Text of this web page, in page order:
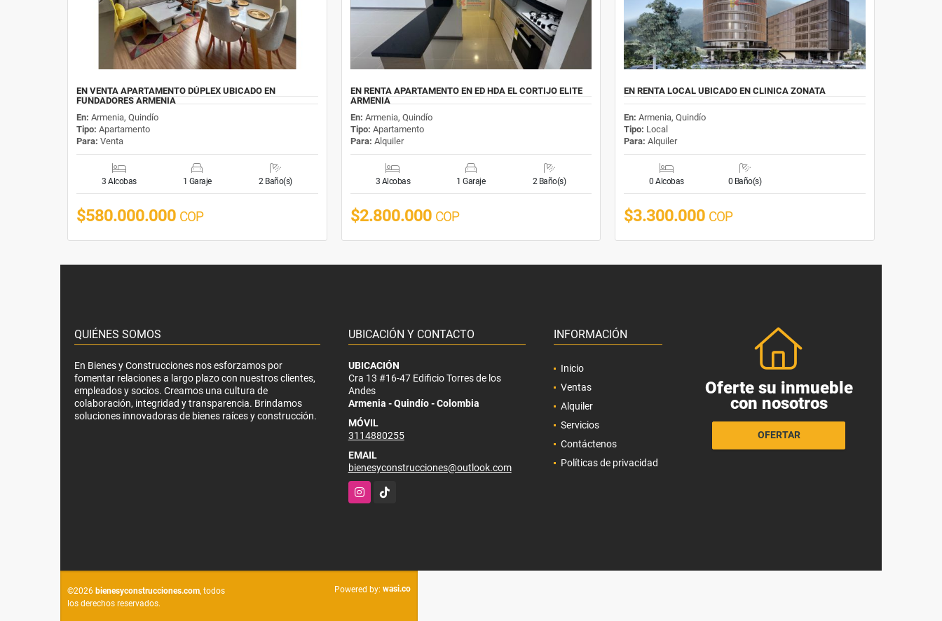
EN VENTA APARTAMENTO DÚPLEX UBICADO EN
FUNDADORES ARMENIA
En: Armenia, Quindío
Tipo: Apartamento
Para: Venta
3 Alcobas 1 Garaje 2 Baño(s)
$580.000.000 COP
EN RENTA APARTAMENTO EN ED HDA EL CORTIJO ELITE
ARMENIA
En: Armenia, Quindío
Tipo: Apartamento
Para: Alquiler
3 Alcobas 1 Garaje 2 Baño(s)
$2.800.000 COP
EN RENTA LOCAL UBICADO EN CLINICA ZONATA
En:Armenia, Quindío
Tipo: Local
Para: Alquiler
0 Alcobas 0 Baño(s)
$3.300.000 COP
QUIÉNES SOMOS
En Bienes y Construcciones nos esforzamos por
fomentar relaciones a largo plazo con nuestros clientes,
empleados y socios. Creamos una cultura de
colaboración, integridad y transparencia. Brindamos
soluciones innovadoras de bienes raíces y construcción.
UBICACIÓN Y CONTACTO
UBICACIÓN
Cra 13 #16-47 Edificio Torres de los
Andes
Armenia - Quindío - Colombia
MÓVIL
3114880255
EMAIL
bienesyconstrucciones@outlook.com
Instagram
TikTok
INFORMACIÓN
Inicio
Ventas
Alquiler
Servicios
Contáctenos
Políticas de privacidad
Oferte su inmueble
con nosotros
OFERTAR
©2026 bienesyconstrucciones.com, todos
los derechos reservados.
Powered by: wasi.co